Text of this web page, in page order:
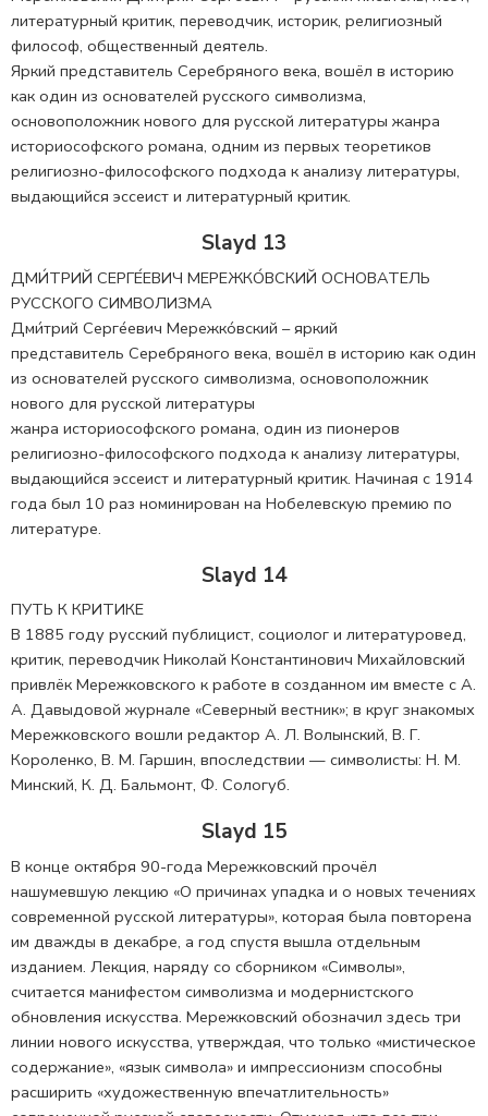
литературный критик, переводчик, историк, религиозный
философ, общественный деятель.
Яркий представитель Серебряного века, вошёл в историю
как один из основателей русского символизма,
основоположник нового для русской литературы жанра
историософского романа, одним из первых теоретиков
религиозно-философского подхода к анализу литературы,
выдающийся эссеист и литературный критик.
Slayd 13
ДМИ́ТРИЙ СЕРГЕ́ЕВИЧ МЕРЕЖКО́ВСКИЙ ОСНОВАТЕЛЬ
РУССКОГО СИМВОЛИЗМА
Дми́трий Серге́евич Мережко́вский – яркий
представитель Серебряного века, вошёл в историю как один
из основателей русского символизма, основоположник
нового для русской литературы
жанра историософского романа, один из пионеров
религиозно-философского подхода к анализу литературы,
выдающийся эссеист и литературный критик. Начиная с 1914
года был 10 раз номинирован на Нобелевскую премию по
литературе.
Slayd 14
ПУТЬ К КРИТИКЕ
В 1885 году русский публицист, социолог и литературовед,
критик, переводчик Николай Константинович Михайловский
привлёк Мережковского к работе в созданном им вместе с А.
А. Давыдовой журнале «Северный вестник»; в круг знакомых
Мережковского вошли редактор А. Л. Волынский, В. Г.
Короленко, В. М. Гаршин, впоследствии — символисты: Н. М.
Минский, К. Д. Бальмонт, Ф. Сологуб.
Slayd 15
В конце октября 90-года Мережковский прочёл
нашумевшую лекцию «О причинах упадка и о новых течениях
современной русской литературы», которая была повторена
им дважды в декабре, а год спустя вышла отдельным
изданием. Лекция, наряду со сборником «Символы»,
считается манифестом символизма и модернистского
обновления искусства. Мережковский обозначил здесь три
линии нового искусства, утверждая, что только «мистическое
содержание», «язык символа» и импрессионизм способны
расширить «художественную впечатлительность»